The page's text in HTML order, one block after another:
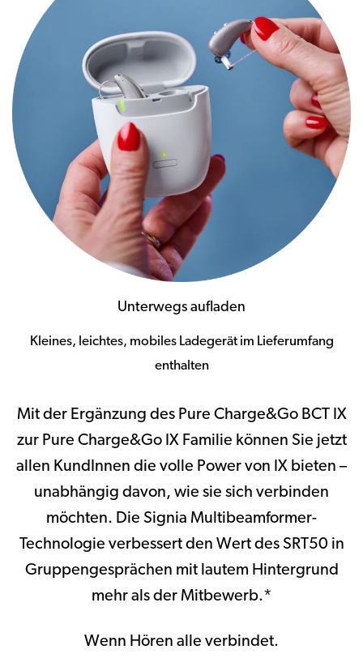
Unterwegs aufladen
Kleines, leichtes, mobiles Ladegerät im Lieferumfang
enthalten
Mit der Ergänzung des Pure Charge&Go BCT IX
zur Pure Charge&Go IX Familie können Sie jetzt
allen KundInnen die volle Power von IX bieten –
unabhängig davon, wie sie sich verbinden
möchten. Die Signia Multibeamformer-
Technologie verbessert den Wert des SRT50 in
Gruppengesprächen mit lautem Hintergrund
mehr als der Mitbewerb.*
Wenn Hören alle verbindet.